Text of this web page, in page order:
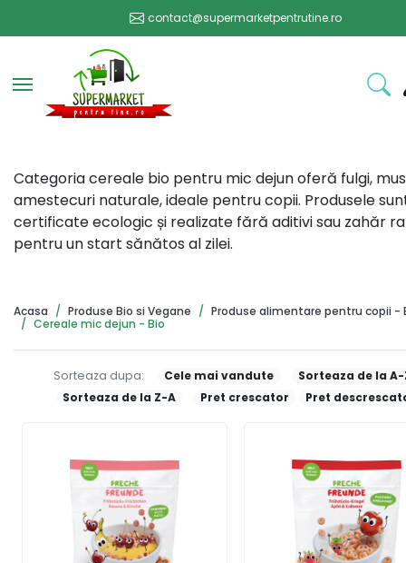
contact@supermarketpentrutine.ro
Toggle navigation
Categoria cereale bio pentru mic dejun oferă fulgi,
amestecuri naturale, ideale pentru copii. Produsele
certificate ecologic și realizate fără aditivi sau zahăr
pentru un start sănătos al zilei.
Acasa Produse Bio si Vegane
Produse alimentare pentru copii -
Cereale mic dejun - Bio
Sorteaza dupa: Cele mai vandute
Sorteaza de la A-
Sorteaza de la Z-A
Pret crescator Pret